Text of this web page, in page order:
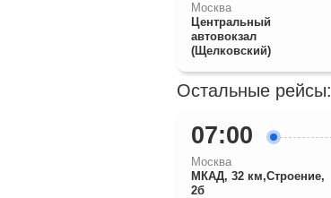
Москва
Центральный
автовокзал
(Щелковский)
Остальные рейсы:
07:00
Москва
МКАД, 32 км,Строение,
2б